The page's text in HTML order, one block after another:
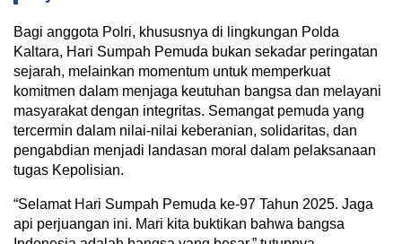
Bagi anggota Polri, khususnya di lingkungan Polda
Kaltara, Hari Sumpah Pemuda bukan sekadar peringatan
sejarah, melainkan momentum untuk memperkuat
komitmen dalam menjaga keutuhan bangsa dan melayani
masyarakat dengan integritas. Semangat pemuda yang
tercermin dalam nilai-nilai keberanian, solidaritas, dan
pengabdian menjadi landasan moral dalam pelaksanaan
tugas Kepolisian.
“Selamat Hari Sumpah Pemuda ke-97 Tahun 2025. Jaga
api perjuangan ini. Mari kita buktikan bahwa bangsa